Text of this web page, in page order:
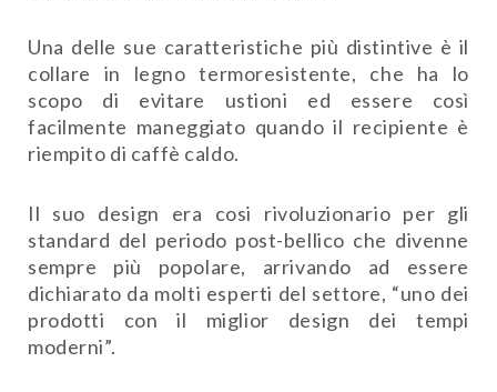
Una delle sue caratteristiche più distintive è il
collare in legno termoresistente, che ha lo
scopo di evitare ustioni ed essere così
facilmente maneggiato quando il recipiente è
riempito di caffè caldo.
Il suo design era cosi rivoluzionario per gli
standard del periodo post-bellico che divenne
sempre più popolare, arrivando ad essere
dichiarato da molti esperti del settore, “uno dei
prodotti con il miglior design dei tempi
moderni”.